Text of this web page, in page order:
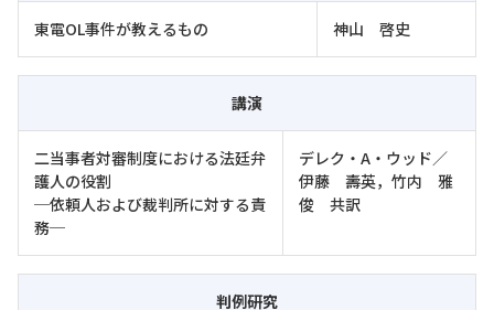
東電OL事件が教えるもの 神山 啓史
講演
二当事者対審制度における法廷弁
護人の役割
─依頼人および裁判所に対する責
務─
デレク・A・ウッド／
伊藤 壽英，竹内 雅
俊 共訳
判例研究